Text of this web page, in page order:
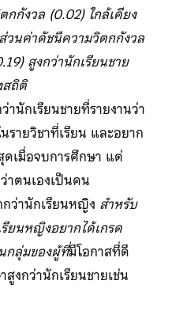
กังวล (0.02) ใกล้เคียง
วนค่าดัชนีความวิตกกังวล
สูงกว่านักเรียนชาย
ถิติ
นักเรียนชายที่รายงานว่า
รายวิชาที่เรียน และอยาก
เมื่อจบการศึกษา แต่
าตนเองเป็นคน
ว่านักเรียนหญิง สำหรับ
ยนหญิงอยากได้เกรด
กลุ่มของผู้ที่มีโอกาสที่ดี
งกว่านักเรียนชายเช่น